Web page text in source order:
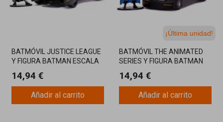
BATMÓVIL JUSTICE LEAGUE
Y FIGURA BATMAN ESCALA
14,94 €
Añadir al carrito
¡Última unidad!
BATMÓVIL THE ANIMATED
SERIES Y FIGURA BATMAN
14,94 €
Añadir al carrito